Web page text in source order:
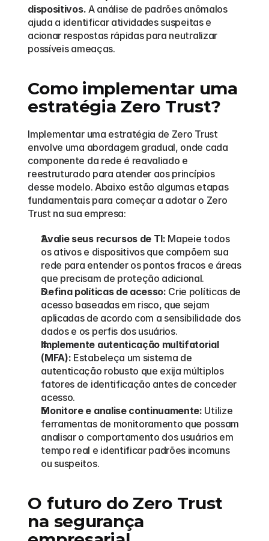
dispositivos. A análise de padrões anômalos
ajuda a identificar atividades suspeitas e
acionar respostas rápidas para neutralizar
possíveis ameaças.
Como implementar uma
estratégia Zero Trust?
Implementar uma estratégia de Zero Trust
envolve uma abordagem gradual, onde cada
componente da rede é reavaliado e
reestruturado para atender aos princípios
desse modelo. Abaixo estão algumas etapas
fundamentais para começar a adotar o Zero
Trust na sua empresa:
Avalie seus recursos de TI: Mapeie todos
os ativos e dispositivos que compõem sua
rede para entender os pontos fracos e áreas
que precisam de proteção adicional.
Defina políticas de acesso: Crie políticas de
acesso baseadas em risco, que sejam
aplicadas de acordo com a sensibilidade dos
dados e os perfis dos usuários.
Implemente autenticação multifatorial
(MFA): Estabeleça um sistema de
autenticação robusto que exija múltiplos
fatores de identificação antes de conceder
acesso.
Monitore e analise continuamente: Utilize
ferramentas de monitoramento que possam
analisar o comportamento dos usuários em
tempo real e identificar padrões incomuns
ou suspeitos.
O futuro do Zero Trust
na segurança